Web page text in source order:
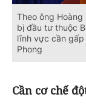
Theo ông Hoàng
bị đầu tư thuộc
lĩnh vực cần gấp
Phong
Cần cơ chế